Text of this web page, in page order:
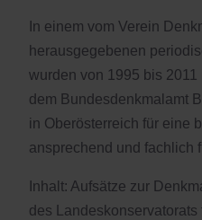
In einem vom Verein
herausgegebenen
wurden von 1995 bis
dem Bundesdenkmalamt
in Oberösterreich für eine
ansprechend und fachlich
Inhalt: Aufsätze zur
des Landeskonservatorats